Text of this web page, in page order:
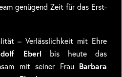
genügend Zeit für das Erst-
– Verlässlichkeit mit Ehre
Eberl bis heute das
mit seiner Frau Barbara